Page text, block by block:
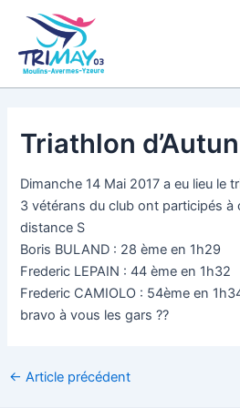
contenu
Triathlon d’Autun
Dimanche 14 Mai 2017 a eu lieu le
3 vétérans du club ont participés à
distance S
Boris BULAND : 28 ème en 1h29
Frederic LEPAIN : 44 ème en 1h32
Frederic CAMIOLO : 54ème en
bravo à vous les gars ??
← Article précédent